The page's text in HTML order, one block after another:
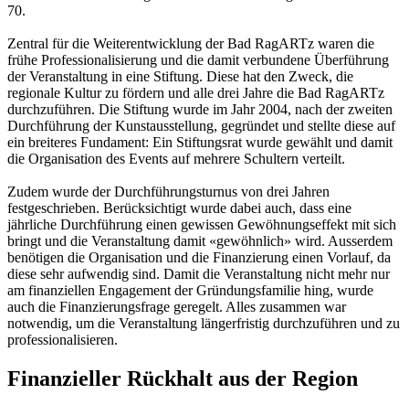
70.
Zentral für die Weiterentwicklung der Bad RagARTz waren die
frühe Professionalisierung und die damit verbundene Überführung
der Veranstaltung in eine Stiftung. Diese hat den Zweck, die
regionale Kultur zu fördern und alle drei Jahre die Bad RagARTz
durchzuführen. Die Stiftung wurde im Jahr 2004, nach der zweiten
Durchführung der Kunstausstellung, gegründet und stellte diese auf
ein breiteres Fundament: Ein Stiftungsrat wurde gewählt und damit
die Organisation des Events auf mehrere Schultern verteilt.
Zudem wurde der Durchführungsturnus von drei Jahren
festgeschrieben. Berücksichtigt wurde dabei auch, dass eine
jährliche Durchführung einen gewissen Gewöhnungseffekt mit sich
bringt und die Veranstaltung damit «gewöhnlich» wird. Ausserdem
benötigen die Organisation und die Finanzierung einen Vorlauf, da
diese sehr aufwendig sind. Damit die Veranstaltung nicht mehr nur
am finanziellen Engagement der Gründungsfamilie hing, wurde
auch die Finanzierungsfrage geregelt. Alles zusammen war
notwendig, um die Veranstaltung längerfristig durchzuführen und zu
professionalisieren.
Finanzieller Rückhalt aus der Region